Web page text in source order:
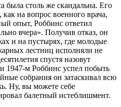
была столь же скандальна. Его
на вопрос военного врача,
опыт, Роббинс ответил
вчера». Получив отказ, он
и на пустырях, где молодые
лестниц исполняли не
спустя назовут
1947-м Роббинс успел побыть
собрания он затаскивал всю
Ну, вы можете себе
балетный истеблишмент.